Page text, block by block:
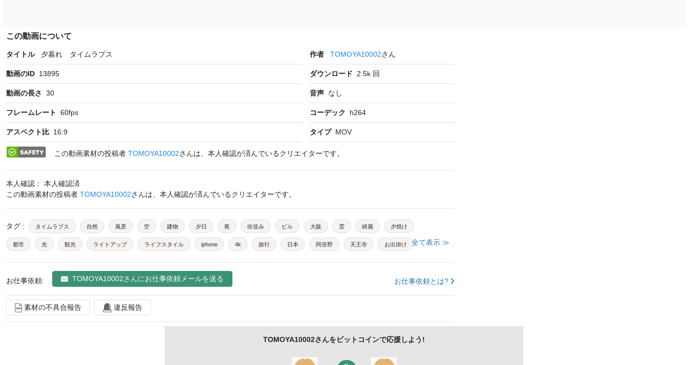
この動画について
タイトル 夕暮れ タイムラプス
動画のID 13895
動画の長さ 30
フレームレート 60fps
アスペクト比 16:9
作者 TOMOYA10002さん
ダウンロード 2.5k 回
音声 なし
コーデック h264
タイプ MOV
この動画素材の投稿者TOMOYA10002さんは、本人確認が済んでいるクリエイターです。
本人確認： 本人確認済
この動画素材の投稿者 TOMOYA10002さんは、本人確認が済んでいるクリエイターです。
タグ : タイムラプス 自然 風景 空 建物 夕日 夜 街並み ビル 大阪 雲 綺麗 夕焼け
都市 光 観光 ライトアップ ライフスタイル iphone 4k 旅行 日本 阿倍野 天王寺 お出掛け
デート オシャレ 散策 散歩 エモい
全て表示 ≫
お仕事依頼: TOMOYA10002さんにお仕事依頼メールを送る お仕事依頼とは?
素材の不具合報告 違反報告
TOMOYA10002さんをビットコインで応援しよう!